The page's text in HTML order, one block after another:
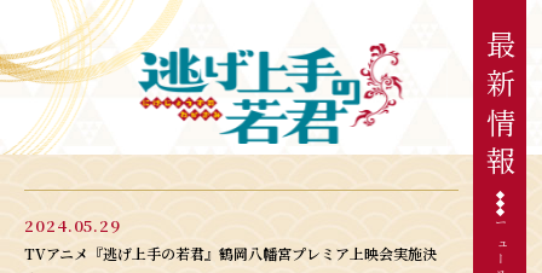
最
新
情
報
ニュース
2024.05.29
TVアニメ『逃げ上手の若君』鶴岡八幡宮プレミア上映会実施決